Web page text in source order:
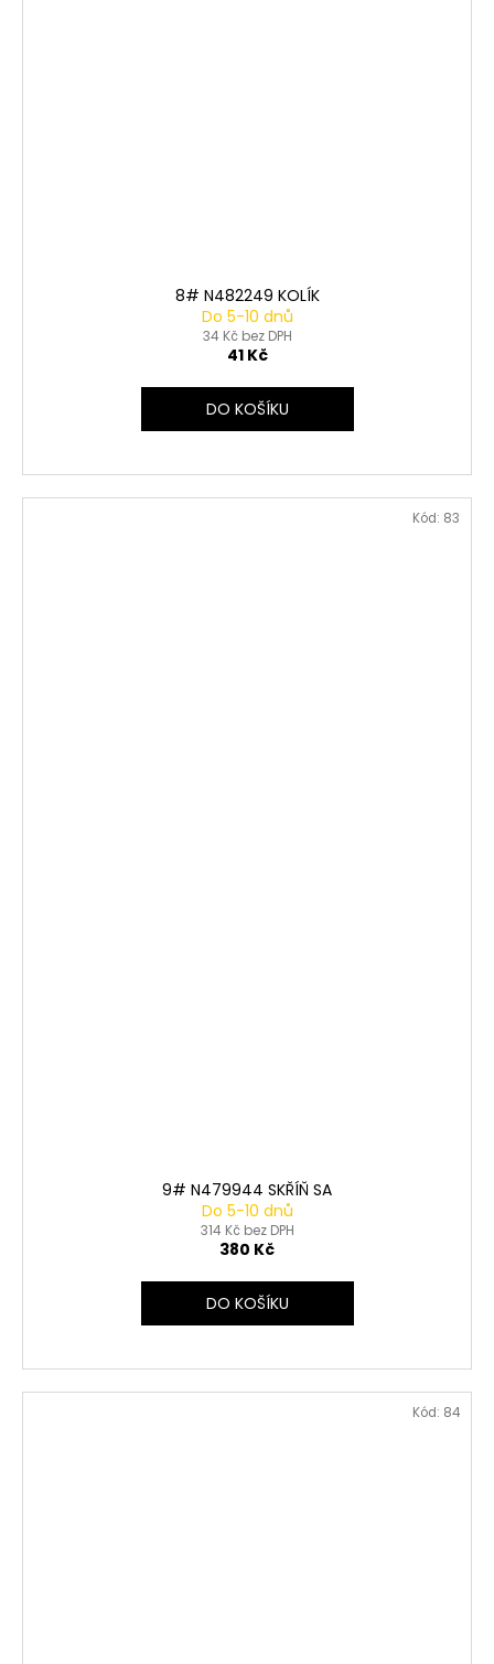
8# N482249 KOLÍK
Do 5-10 dnů
34 Kč bez DPH
41 Kč
DO KOŠÍKU
9# N479944 SKŘÍŇ SA
Do 5-10 dnů
314 Kč bez DPH
380 Kč
DO KOŠÍKU
Kód: 83
Kód: 84